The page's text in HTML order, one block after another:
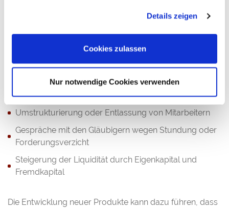
Cookies, wenn Sie unsere Webseite weiterhin nutzen.
Details zeigen
Cookies zulassen
Nur notwendige Cookies verwenden
Unternehmenssanierung
Schon bei den ersten Anzeichen einer Krise kann ein
Geschäftsführer reagieren und die passenden
Unternehmenssanierung Maßnahmen ergreifen. Zu den
Entwicklung neuer Produkte
Umstrukturierung oder Entlassung von Mitarbeitern
Gespräche mit den Gläubigern wegen Stundung oder
Forderungsverzicht
Steigerung der Liquidität durch Eigenkapital und
Fremdkapital
Die Entwicklung neuer Produkte kann dazu führen, dass